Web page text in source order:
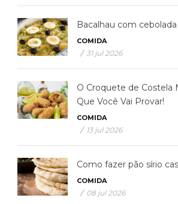
Bacalhau com
COMIDA
/ 31 jul 2026
O Croquete de Costela
Que Você Vai Provar!
COMIDA
/ 13 jul 2026
Como fazer pão sírio
COMIDA
/ 08 jul 2026